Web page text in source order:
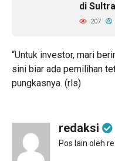
di Sultra
207
“Untuk investor, mari
sini biar ada pemilihan
pungkasnya. (rls)
redaksi
Pos lain oleh